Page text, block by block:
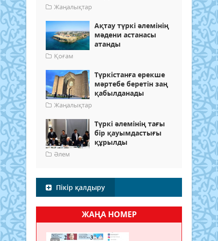
Жаңалықтар
Ақтау түркі әлемінің
мәдени астанасы
атанды
Қоғам
Түркістанға ерекше
мәртебе беретін заң
қабылданады
Жаңалықтар
Түркі әлемінің тағы
бір қауымдастығы
құрылды
Әлем
Пікір қалдыру
ЖАҢА НОМЕР